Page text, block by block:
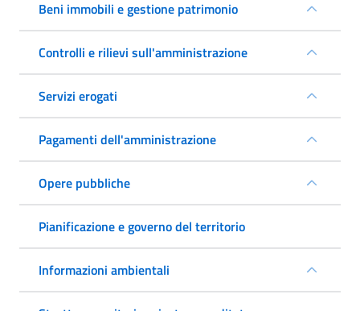
Beni immobili e gestione patrimonio
Controlli e rilievi sull'amministrazione
Servizi erogati
Pagamenti dell'amministrazione
Opere pubbliche
Pianificazione e governo del territorio
Informazioni ambientali